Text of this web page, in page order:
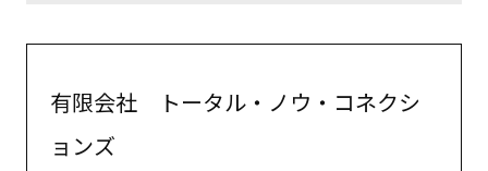
有限会社 トータル・ノウ・コネクシ
ョンズ